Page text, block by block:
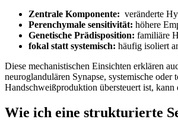
Zentrale Komponente:
veränderte
Perenchymale sensitivität: höhere
Genetische Prädisposition: familiäre
fokal statt systemisch: ⁢häufig isoliert
Diese mechanistischen Einsichten erklären
neuroglandulären Synapse, systemische⁢ oder
Handschweißproduktion ‌übersteuert ist,
Wie ich ⁣eine‍ strukturierte